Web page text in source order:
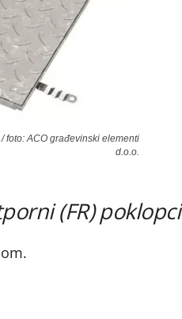
foto: ACO građevinski elementi
d.o.o.
(FR) poklopci